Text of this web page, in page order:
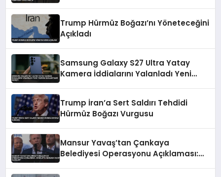
Trump Hürmüz Boğazı’nı Yöneteceğini
Açıkladı
Samsung Galaxy S27 Ultra Yatay
Kamera İddialarını Yalanladı Yeni
Trump İran’a Sert Saldırı Tehdidi
Hürmüz Boğazı Vurgusu
Mansur Yavaş’tan Çankaya
Belediyesi Operasyonu Açıklaması: